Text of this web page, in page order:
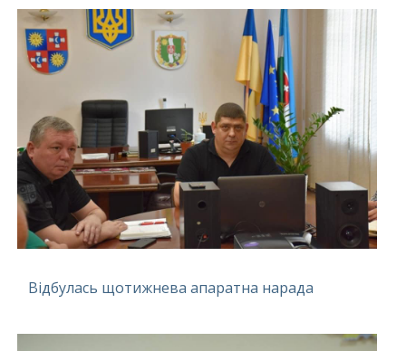
Відбулась щотижнева апаратна нарада